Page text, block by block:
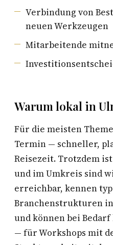
Verbindung von
neuen Werkzeugen
Mitarbeitende
Warum lokal in
Für die meisten
Termin — schneller,
Reisezeit. Trotzdem
und im Umkreis sind
erreichbar, kennen
Branchenstrukturen
und können bei
— für Workshops mit